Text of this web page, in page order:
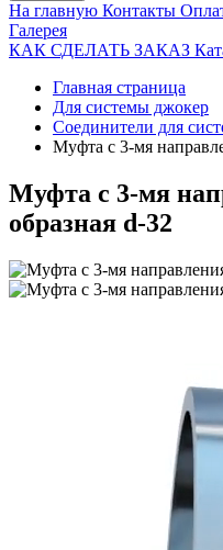
На главную Контакты
Галерея
КАК СДЕЛАТЬ ЗАКАЗ
Главная страница
Для системы джокер
Соединители для
Муфта с 3-мя
Муфта с 3-мя
образная d-32